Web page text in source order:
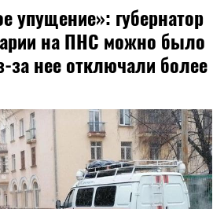
упущение»: губернатор
на ПНС можно было
нее отключали более